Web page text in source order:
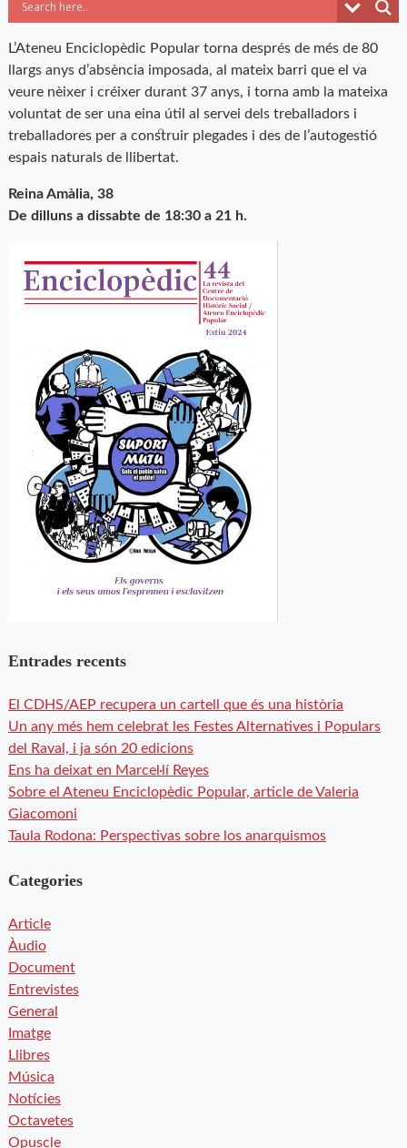
L’Ateneu Enciclopèdic Popular torna després de més de 80
llargs anys d’absència imposada, al mateix barri que el va
veure nèixer i créixer durant 37 anys, i torna amb la mateixa
voluntat de ser una eina útil al servei dels treballadors i
treballadores per a construir plegades i des de l’autogestió
espais naturals de llibertat.
Reina Amàlia, 38
De dilluns a dissabte de 18:30 a 21 h.
Entrades recents
El CDHS/AEP recupera un cartell que és una història
Un any més hem celebrat les Festes Alternatives i Populars
del Raval, i ja són 20 edicions
Ens ha deixat en Marcel·lí Reyes
Sobre el Ateneu Enciclopèdic Popular, article de Valeria
Giacomoni
Taula Rodona: Perspectivas sobre los anarquismos
Categories
Article
Àudio
Document
Entrevistes
General
Imatge
Llibres
Música
Notícies
Octavetes
Opuscle